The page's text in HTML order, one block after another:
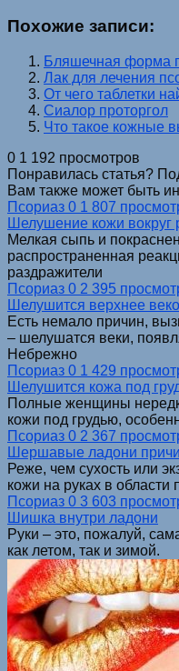
Похожие записи:
Бляшечная форма
Лак для лечения
От чего таблетки
Сиалор проторгол
Что такое кожные
0 1 192 просмотров
Понравилась статья?
Вам также может быть
Псориаз 0 1 807
Шелушение кожи вокруг
Мелкая сыпь и
распространенная
раздражители
Псориаз 0 2 395
Шелушится верхнее веко
Есть немало причин,
– шелушатся веки,
Небрежно
Псориаз 0 1 429
Шелушится кожа под
Полные женщины
кожи под грудью,
Псориаз 0 2 367
Шершавые ладони
Реже, чем сухость или
кожи на руках в области
Псориаз 0 3 603
Шишка внутри ладони
Руки – это, пожалуй,
как летом, так и зимой.